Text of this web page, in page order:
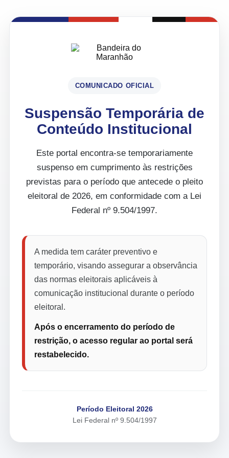
COMUNICADO OFICIAL
Suspensão Temporária de
Conteúdo Institucional
Este portal encontra-se temporariamente
suspenso em cumprimento às restrições
previstas para o período que antecede o pleito
eleitoral de 2026, em conformidade com a Lei
Federal nº 9.504/1997.
A medida tem caráter preventivo e
temporário, visando assegurar a observância
das normas eleitorais aplicáveis à
comunicação institucional durante o período
eleitoral.
Após o encerramento do período de
restrição, o acesso regular ao portal será
restabelecido.
Período Eleitoral 2026
Lei Federal nº 9.504/1997